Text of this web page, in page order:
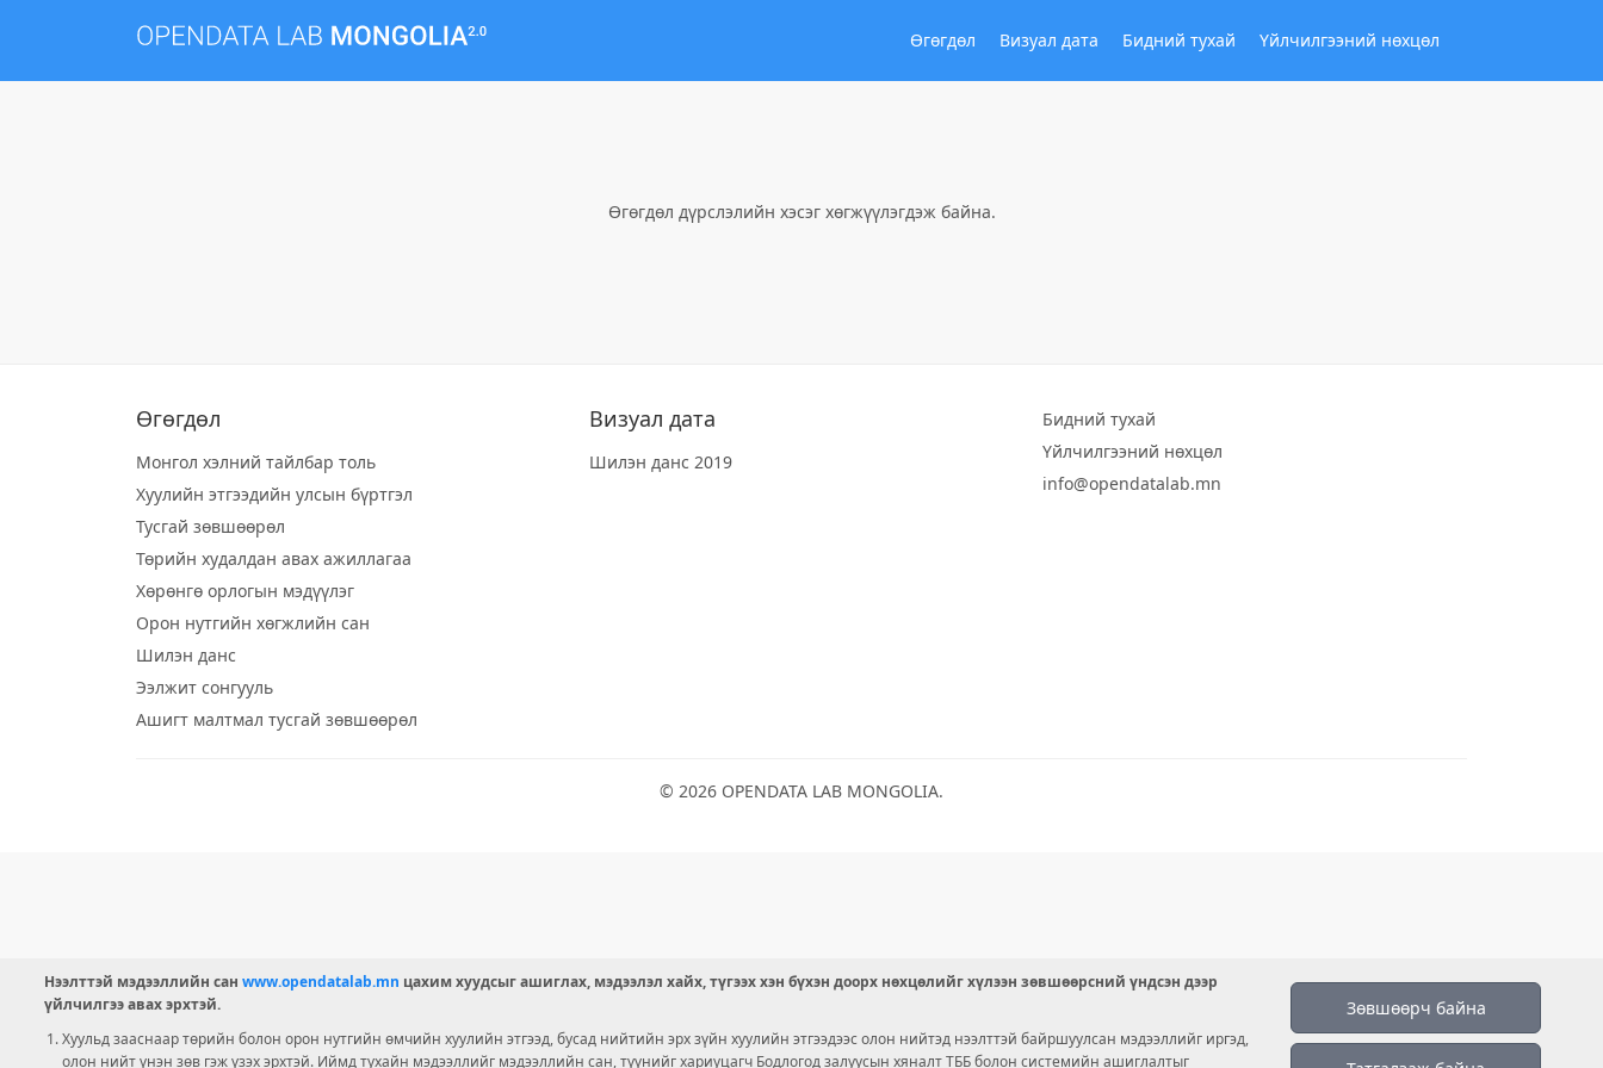
Өгөгдөл Визуал дата Бидний тухай Үйлчилгээний нөхцөл
Өгөгдөл дүрслэлийн хэсэг хөгжүүлэгдэж байна.
Өгөгдөл
Монгол хэлний тайлбар толь
Хуулийн этгээдийн улсын бүртгэл
Тусгай зөвшөөрөл
Төрийн худалдан авах ажиллагаа
Хөрөнгө орлогын мэдүүлэг
Орон нутгийн хөгжлийн сан
Шилэн данс
Ээлжит сонгууль
Ашигт малтмал тусгай зөвшөөрөл
Визуал дата
Шилэн данс 2019
Бидний тухай
Үйлчилгээний нөхцөл
info@opendatalab.mn
© 2026 OPENDATA LAB MONGOLIA.
Зөвшөөрч байна
Нээлттэй мэдээллийн сан www.opendatalab.mn цахим хуудсыг ашиглах, мэдээлэл хайх, түгээх хэн бүхэн доорх нөхцөлийг хүлээн зөвшөөрсний үндсэн дээр
үйлчилгээ авах эрхтэй.
Хуульд зааснаар төрийн болон орон нутгийн өмчийн хуулийн этгээд, бусад нийтийн эрх зүйн хуулийн этгээдээс олон нийтэд нээлттэй байршуулсан мэдээллийг иргэд,
олон нийт үнэн зөв гэж үзэх эрхтэй. Иймд тухайн мэдээллийг мэдээллийн сан, түүнийг хариуцагч Бодлогод залуусын хяналт ТББ болон системийн ашиглалтыг